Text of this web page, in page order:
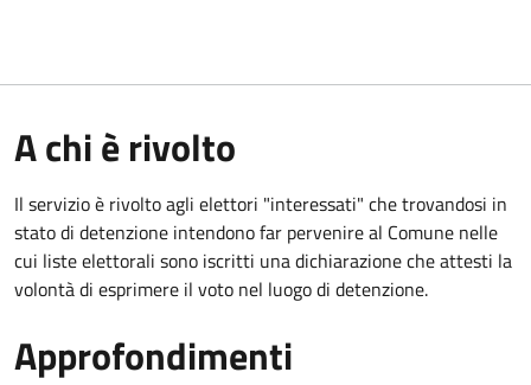
A chi è rivolto
Il servizio è rivolto agli elettori "interessati" che trovandosi in
stato di detenzione intendono far pervenire al Comune nelle
cui liste elettorali sono iscritti una dichiarazione che attesti la
volontà di esprimere il voto nel luogo di detenzione.
Approfondimenti